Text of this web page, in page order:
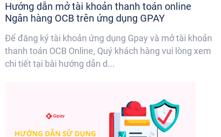
Hướng dẫn mở tài khoản thanh toán online
Ngân hàng OCB trên ứng dụng GPAY
Để đăng ký tài khoản ứng dụng Gpay và mở tài khoản
thanh toán OCB Online, Quý khách hàng vui lòng xem
chi tiết tại bài hướng dẫn d...